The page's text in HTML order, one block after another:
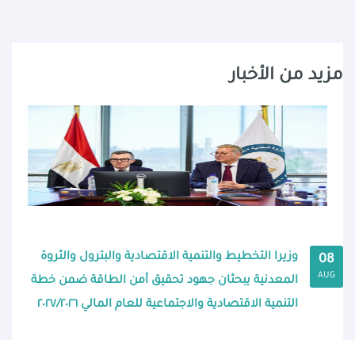
مزيد من الأخبار
08
AUG
وزيرا التخطيط والتنمية الاقتصادية والبترول والثروة
المعدنية يبحثان جهود تحقيق أمن الطاقة ضمن خطة
التنمية الاقتصادية والاجتماعية للعام المالي ٢٠٢٧/٢٠٢٦